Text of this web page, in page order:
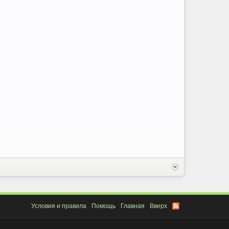
Условия и правила Помощь Главная Вверх